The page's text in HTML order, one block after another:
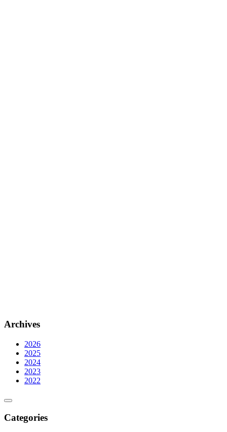
Archives
2026
2025
2024
2023
2022
Categories